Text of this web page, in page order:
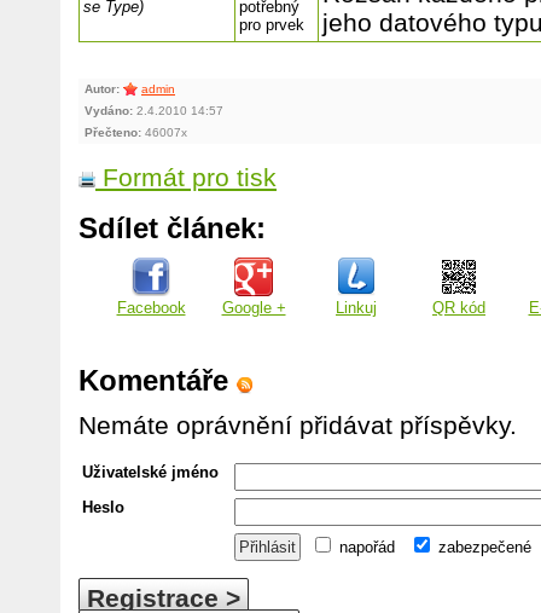
se Type)
potřebný
pro prvek
jeho datového
Autor:
admin
Vydáno: 2.4.2010 14:57
Přečteno: 46007x
Formát pro tisk
Sdílet článek:
Facebook Google + Linkuj QR kód
Komentáře
Nemáte oprávnění přidávat příspěvky.
Uživatelské jméno
Heslo
napořád zabezpečené
Registrace >